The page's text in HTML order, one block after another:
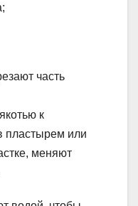
часть
к
пластырем или
меняют